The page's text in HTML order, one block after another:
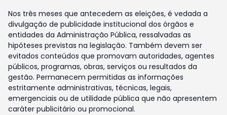
Nos três meses que antecedem as eleições, é vedada a
divulgação de publicidade institucional dos órgãos e
entidades da Administração Pública, ressalvadas as
hipóteses previstas na legislação. Também devem ser
evitados conteúdos que promovam autoridades, agentes
públicos, programas, obras, serviços ou resultados da
gestão. Permanecem permitidas as informações
estritamente administrativas, técnicas, legais,
emergenciais ou de utilidade pública que não apresentem
caráter publicitário ou promocional.